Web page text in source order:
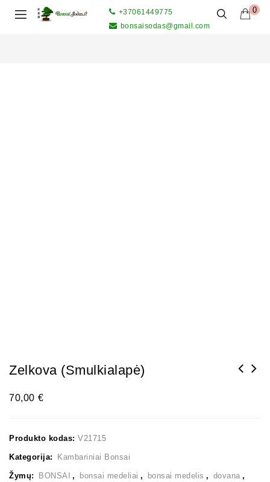
0
+37061449775
bonsaisodas@gmail.com
Zelkova (smulkialapė)
70,00 €
Produkto kodas: V21715
Kategorija: Kambariniai Bonsai
Žymų: BONSAI , bonsai medeliai , bonsai medelis , dovana ,